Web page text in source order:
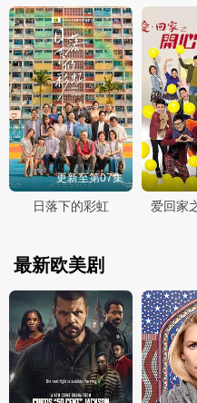
更新至第07集
日落下的彩虹
最新欧美剧